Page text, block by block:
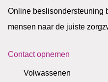
Online beslisondersteuning
mensen naar de juiste
Contact opnemen
Volwassenen